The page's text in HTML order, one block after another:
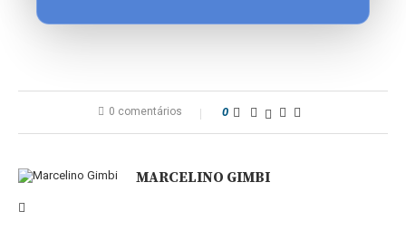
0 comentários 0
MARCELINO GIMBI